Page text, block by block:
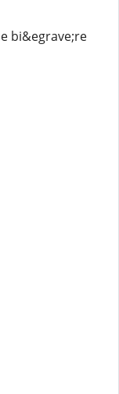
bi&egrave;re